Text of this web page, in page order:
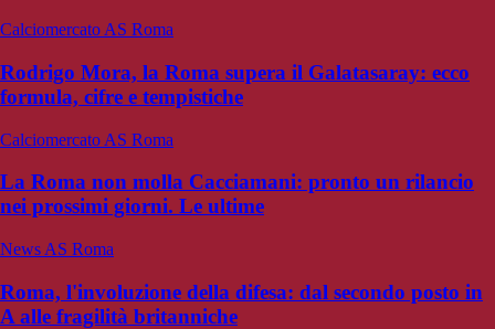
Calciomercato AS Roma
Rodrigo Mora, la Roma supera il Galatasaray: ecco
formula, cifre e tempistiche
Calciomercato AS Roma
La Roma non molla Cacciamani: pronto un rilancio
nei prossimi giorni. Le ultime
News AS Roma
Roma, l'involuzione della difesa: dal secondo posto in
A alle fragilità britanniche